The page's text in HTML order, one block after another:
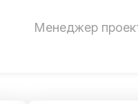
Менеджер